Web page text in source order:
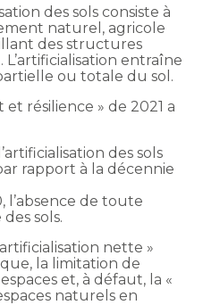
des sols consiste à
naturel, agricole
des structures
entraîne
ou totale du sol.
et résilience » de 2021 a
des sols
rapport à la décennie
l’absence de toute
sols.
nette »
la limitation de
et, à défaut, la «
naturels en